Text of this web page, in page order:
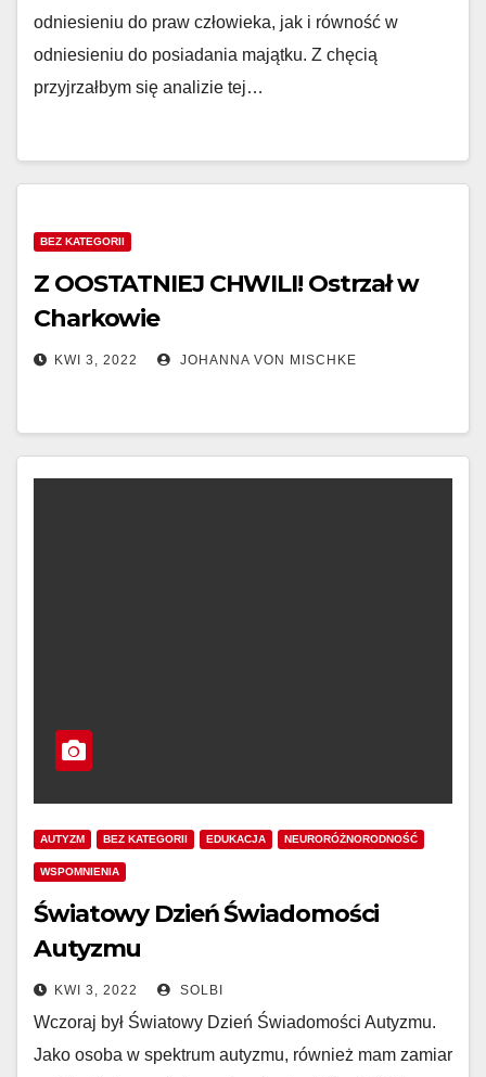
odniesieniu do praw człowieka, jak i równość w
odniesieniu do posiadania majątku. Z chęcią
przyjrzałbym się analizie tej…
BEZ KATEGORII
Z OOSTATNIEJ CHWILI! Ostrzał w
Charkowie
KWI 3, 2022 JOHANNA VON MISCHKE
AUTYZM BEZ KATEGORII EDUKACJA NEURORÓŻNORODNOŚĆ
WSPOMNIENIA
Światowy Dzień Świadomości
Autyzmu
KWI 3, 2022 SOLBI
Wczoraj był Światowy Dzień Świadomości Autyzmu.
Jako osoba w spektrum autyzmu, również mam zamiar